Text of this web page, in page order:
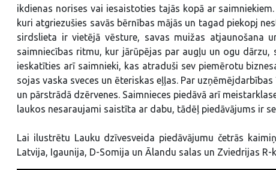
ikdienas norises vai iesaistoties tajās kopā ar
kuri atgriezušies savās bērnības mājās un tagad piekopj
sirdslieta ir vietējā vēsture, savas muižas atjaunošana
saimniecības ritmu, kur jārūpējas par augļu un ogu
ieskatīties arī saimnieki, kas atraduši sev piemērotu
sojas vaska sveces un ēteriskas eļļas. Par
un pārstrādā dzērvenes. Saimnieces piedāvā arī
laukos nesaraujami saistīta ar dabu, tādēļ piedāvājums ir
Lai ilustrētu Lauku dzīvesveida piedāvājumu četrās
Latvija, Igaunija, D-Somija un Ālandu salas un Zviedrijas